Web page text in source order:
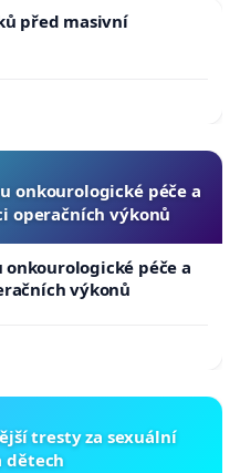
před masivní
onkourologické péče a
operačních výkonů
onkourologické péče a
výkonů
tresty za sexuální
dětech